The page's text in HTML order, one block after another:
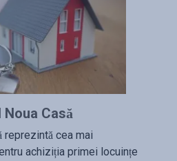
Casă
reprezintă cea mai
achiziția primei locuințe